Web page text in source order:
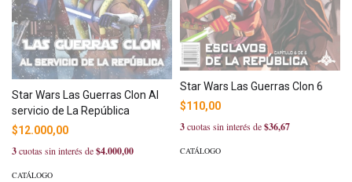
Star Wars Las Guerras Clon Al
servicio de La República
$12.000,00
3cuotas sin interés de$4.000,00
CATÁLOGO
Star Wars Las Guerras Clon 6
$110,00
3cuotas sin interés de$36,67
CATÁLOGO